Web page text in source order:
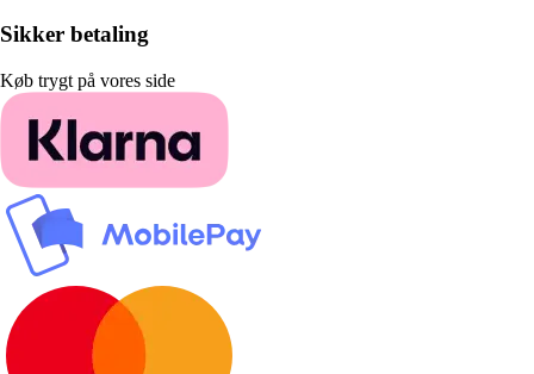
Sikker betaling
Køb trygt på vores side